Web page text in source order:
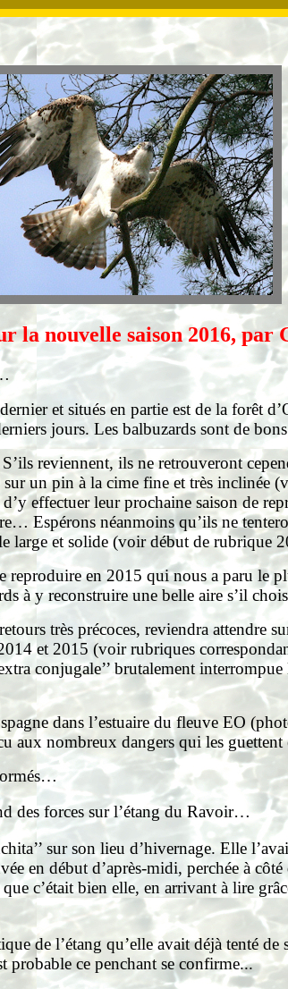
la nouvelle saison2016,par
et situés en partie est de la forêt
jours. Les balbuzards sont de
S’ils reviennent, ils ne retrouveront
un pin à la cime fine et très inclinée
effectuer leur prochaine saison de
Espérons néanmoins qu’ils ne
large et solide (voir début de rubrique
reproduire en 2015 qui nous a paru le
à y reconstruire une belle aire s’il
très précoces, reviendra attendre
et 2015 (voir rubriques
conjugale’’ brutalement interrompue
dans l’estuaire du fleuve EO
aux nombreux dangers qui les
des forces sur l’étang du Ravoir…
sur son lieu d’hivernage. Elle
en début d’après-midi, perchée à
c’était bien elle, en arrivant à lire
de l’étang qu’elle avait déjà tenté
probable ce penchant se confirme...